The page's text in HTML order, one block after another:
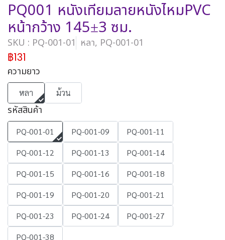
PQ001 หนังเทียมลายหนังไหมPVC
หน้ากว้าง 145±3 ซม.
SKU : PQ-001-01 หลา, PQ-001-01
฿131
ความยาว
หลา ม้วน
รหัสสินค้า
PQ-001-01 PQ-001-09
PQ-001-11
PQ-001-12
PQ-001-13
PQ-001-14
PQ-001-15
PQ-001-16
PQ-001-18
PQ-001-19
PQ-001-20
PQ-001-21
PQ-001-23
PQ-001-24
PQ-001-27
PQ-001-38